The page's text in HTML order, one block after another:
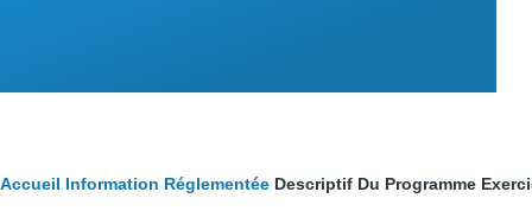
Fil
Accueil Information Réglementée Descriptif Du Programme